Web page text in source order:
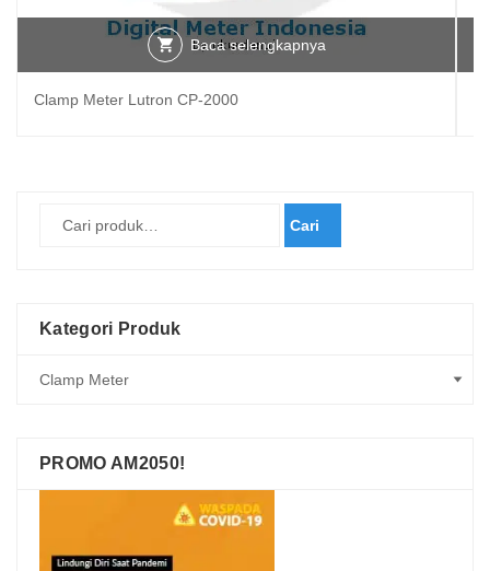
Baca selengkapnya
Clamp Meter Lutron CP-2000
Cari
Kategori Produk
PROMO AM2050!